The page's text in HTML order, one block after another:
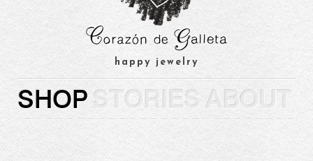
happy jewelry
SHOP STORIES ABOUT